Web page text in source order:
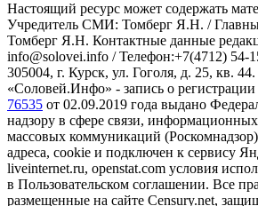
Настоящий ресурс может содержать
Учредитель СМИ: Томберг Я.Н. /
Томберг Я.Н. Контактные данные
info@solovei.info / Телефон:+7(4712) 54-
305004, г. Курск, ул. Гоголя, д. 25, кв.
«Соловей.Инфо» - запись о
76535 от 02.09.2019 года выдано
надзору в сфере связи,
массовых коммуникаций
адреса, cookie и подключен к сервису
liveinternet.ru, openstat.com условия
в Пользовательском соглашении. Все
размещенные на сайте Censury.net,